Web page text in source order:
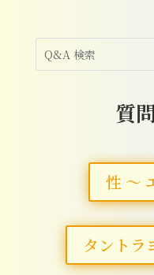
質
性 ～
タントラ